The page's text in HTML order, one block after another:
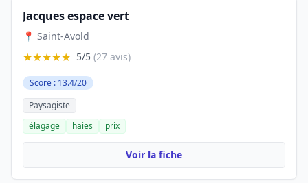
Jacques espace vert
📍 Saint-Avold
★★★★★ 5/5 (27 avis)
Score : 13.4/20
Paysagiste
élagage
haies prix
Voir la fiche